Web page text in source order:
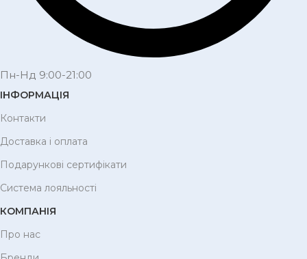
Пн-Нд 9:00-21:00
ІНФОРМАЦІЯ
Контакти
Доставка і оплата
Подарункові сертифікати
Система лояльності
КОМПАНІЯ
Про нас